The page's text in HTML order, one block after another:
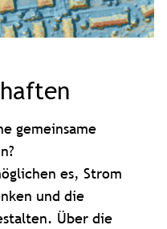
gemeinsame
es, Strom
und die
Über die